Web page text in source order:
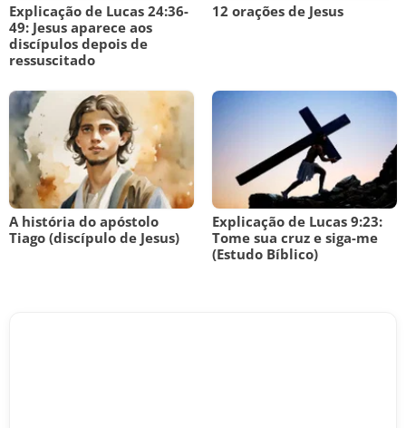
Explicação de Lucas 24:36-
49: Jesus aparece aos
discípulos depois de
ressuscitado
12 orações de Jesus
A história do apóstolo
Tiago (discípulo de Jesus)
Explicação de Lucas 9:23:
Tome sua cruz e siga-me
(Estudo Bíblico)